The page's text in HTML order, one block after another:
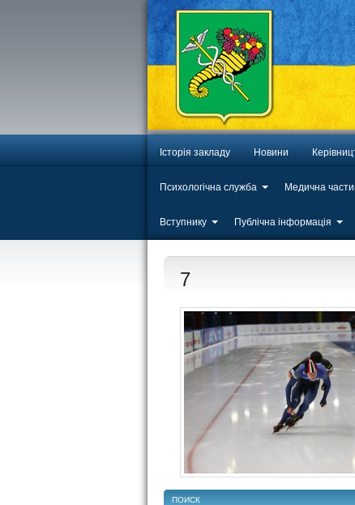
Історія закладу Новини
Психологічна служба Медична
Вступнику Публічна інформація
7
ПОИСК